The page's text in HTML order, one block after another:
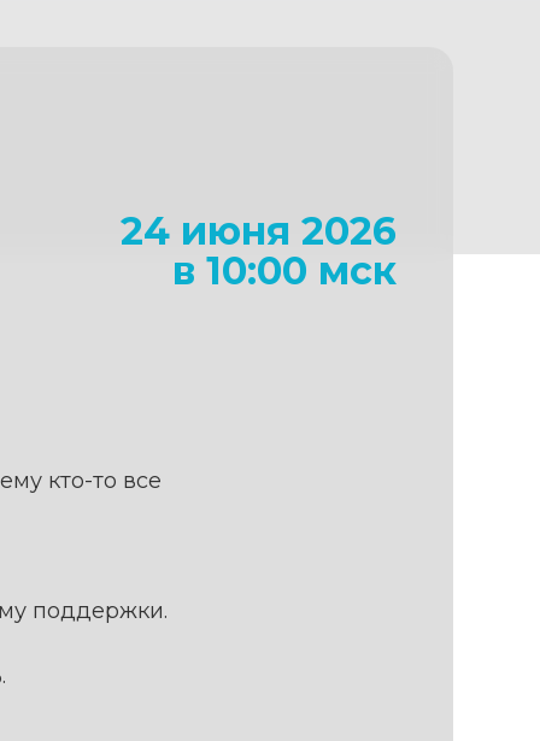
24 июня 2026
в 10:00 мск
кто-то все
поддержки.